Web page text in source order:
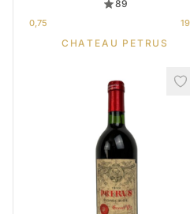
89
0,75
CHATEAU PETRUS